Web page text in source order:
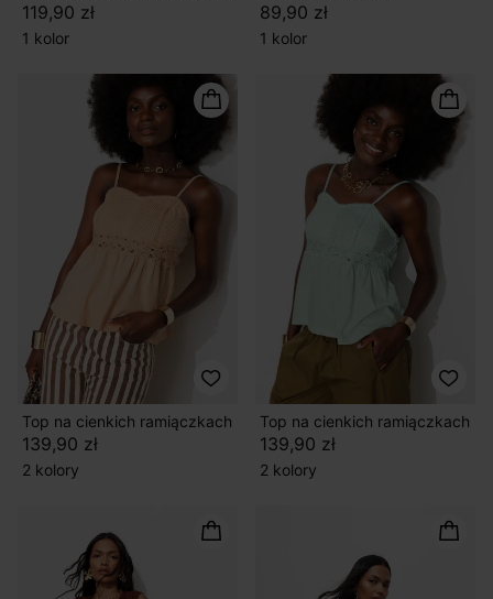
119,90 zł
1 kolor
89,90 zł
1 kolor
Top na cienkich ramiączkach
139,90 zł
2 kolory
Top na cienkich ramiączkach
139,90 zł
2 kolory